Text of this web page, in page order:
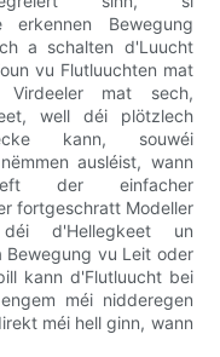
erkennen Bewegung
a schalten d'Luucht
vu Flutluuchten mat
Virdeeler mat sech,
well déi plötzlech
kann, souwéi
ausléist, wann
der einfacher
fortgeschratt Modeller
déi d'Hellegkeet un
Bewegung vu Leit oder
kann d'Flutluucht bei
méi nidderegen
méi hell ginn, wann